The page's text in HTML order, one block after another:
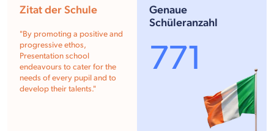
Zitat der Schule
"By promoting a positive and
progressive ethos,
Presentation school
endeavours to cater for the
needs of every pupil and to
develop their talents."
Genaue
Schüleranzahl
771